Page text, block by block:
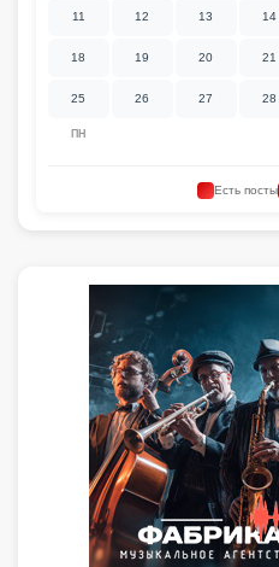
ПН
11 12 13 14
18 19 20 21
25 26 27 28
Есть посты